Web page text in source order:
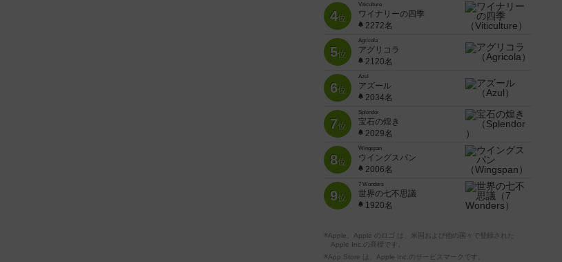
4位
Viticulture
ワイナリーの四季
2272名
5位
Agricola
アグリコラ
2120名
6位
Azul
アズール
2034名
7位
Splendor
宝石の煌き
2029名
8位
Wingspan
ウイングスパン
2006名
9位
7 Wonders
世界の七不思議
1920名
※Apple、Apple のロゴ は、米国および他の国々で登録された
Apple Inc.の商標です。
※App Store は、Apple Inc.のサービスマークです。